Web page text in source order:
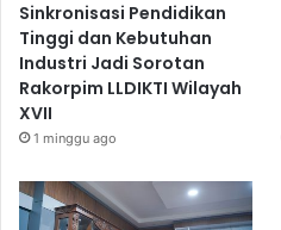
Sinkronisasi Pendidikan
Tinggi dan Kebutuhan
Industri Jadi Sorotan
Rakorpim LLDIKTI Wilayah
XVII
1 minggu ago